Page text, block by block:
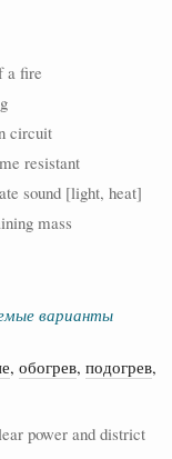
a fire
circuit
resistant
sound [light, heat]
mass
варианты
, обогрев, подогрев,
power and district